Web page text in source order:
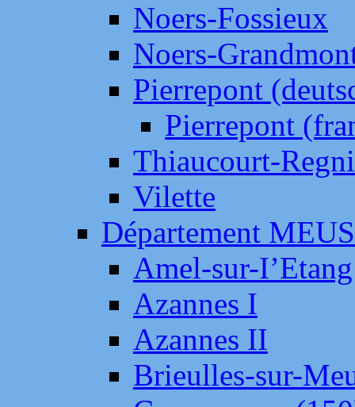
Noers-Fossieux
Noers-
Pierrepont
Pierrepont
Thiaucourt-
Vilette
Département
Amel-sur-
Azannes I
Azannes II
Brieulles-sur-